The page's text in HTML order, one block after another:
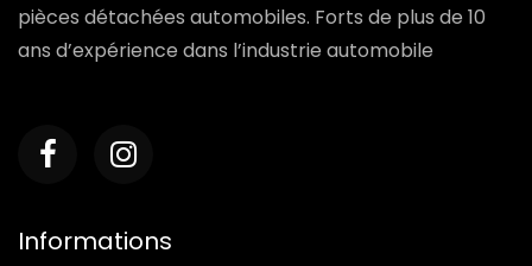
pièces détachées automobiles. Forts de plus de 10
ans d’expérience dans l’industrie automobile
Informations